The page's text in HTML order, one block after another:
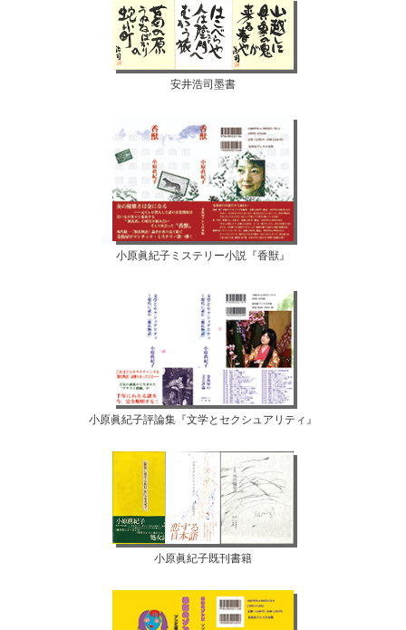
安井浩司墨書
小原眞紀子ミステリー小説『香獣』
小原眞紀子評論集『文学とセクシュアリティ』
小原眞紀子既刊書籍